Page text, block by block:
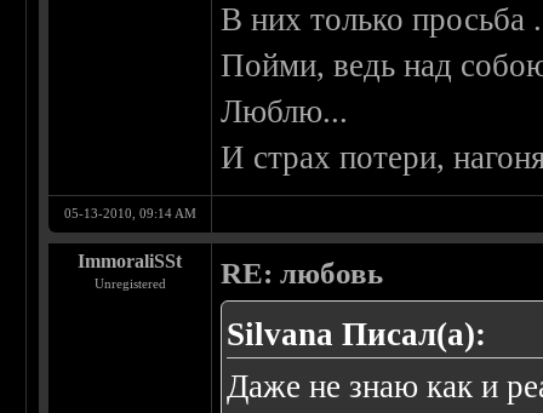
В них только
Пойми, ведь над
Люблю...
И страх потери,
05-13-2010, 09:14 AM
ImmoraliSSt
Unregistered RE: любовь
Silvana Писал(а):
Даже не знаю как и